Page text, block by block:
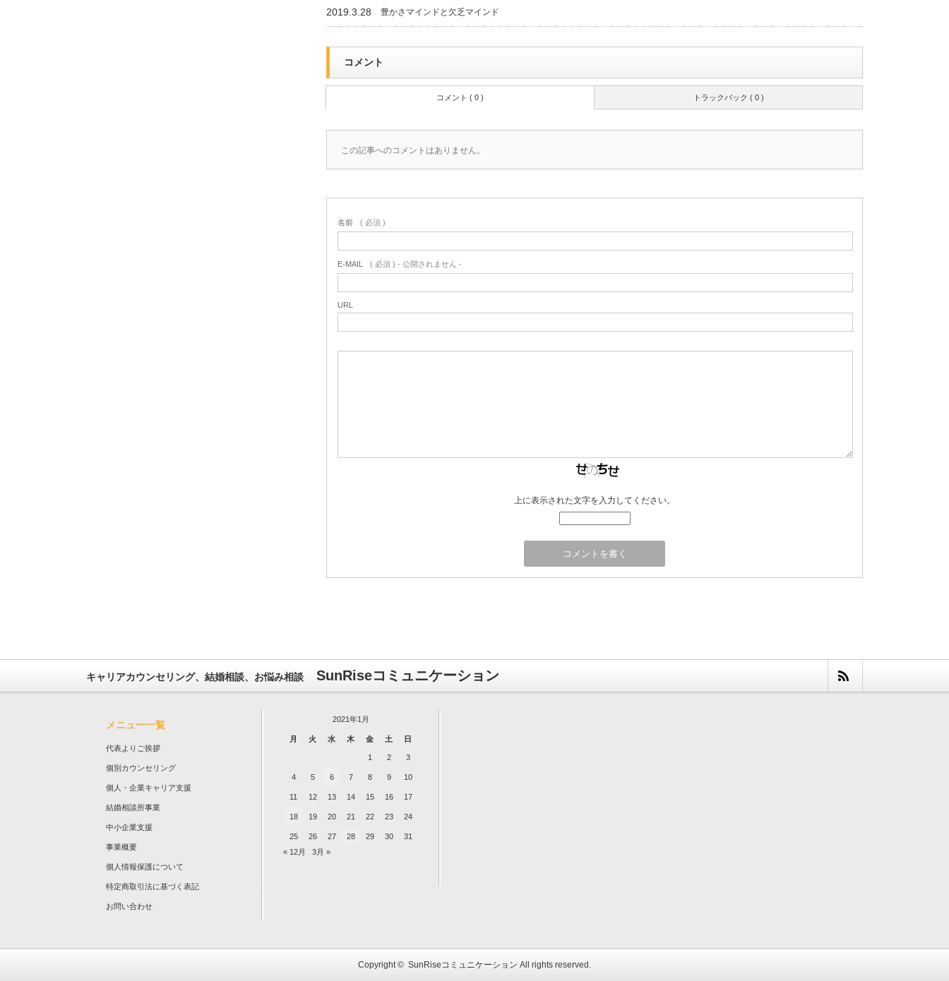
2019.3.28 豊かさマインドと欠乏マインド
コメント
トラックバック ( 0 )
コメント ( 0 )
この記事へのコメントはありません。
名前 ( 必須 )
E-MAIL ( 必須 ) - 公開されません -
URL
上に表示された文字を入力してください。
キャリアカウンセリング、結婚相談、お悩み相談 SunRiseコミュニケーション
メニュー一覧
代表よりご挨拶
個別カウンセリング
個人・企業キャリア支援
結婚相談所事業
中小企業支援
事業概要
個人情報保護について
特定商取引法に基づく表記
お問い合わせ
2021年1月
月 火 水 木 金 土 日
1 2 3
4 5 6 7 8 9 10
11 12 13 14 15 16 17
18 19 20 21 22 23 24
25 26 27 28 29 30
31
« 12月
3月 »
Copyright © SunRiseコミュニケーション All rights reserved.